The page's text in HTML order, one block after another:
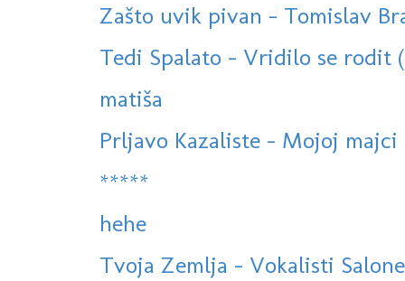
Zašto uvik pivan - Tomislav
Tedi Spalato - Vridilo se rodit
matiša
Prljavo Kazaliste - Mojoj majci
*****
hehe
Tvoja Zemlja - Vokalisti Salone